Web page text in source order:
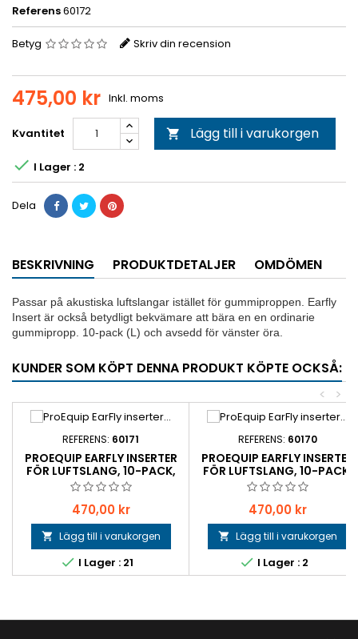
Referens60172
Betyg Skriv din recension
475,00 kr Inkl. moms
Kvantitet  Lägg till i varukorgen
 I Lager : 2
Dela
BESKRIVNING PRODUKTDETALJER OMDÖMEN
Passar på akustiska luftslangar istället för gummiproppen. Earfly
Insert är också betydligt bekvämare att bära en en ordinarie
gummipropp. 10-pack (L) och avsedd för vänster öra.
KUNDER SOM KÖPT DENNA PRODUKT KÖPTE OCKSÅ:
>
<
REFERENS: 60171
PROEQUIP EARFLY INSERTER
FÖR LUFTSLANG, 10-PACK,
VÄNSTER ÖRA - MEDIUM
Pris
470,00 kr
 Lägg till i varukorgen
 I Lager : 21
REFERENS: 60170
PROEQUIP EARFLY INSERTER
FÖR LUFTSLANG, 10-PACK,
VÄNSTER ÖRA - SMAL
Pris
470,00 kr
 Lägg till i varukorgen
 I Lager : 2